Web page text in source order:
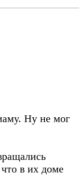
Ну не мог
в их доме